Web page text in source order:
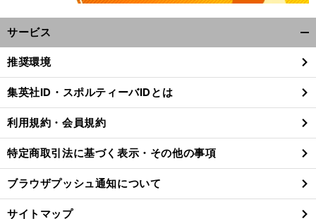
サービス
閉
る
推奨環境
集英社ID・スポルティーバIDとは
利用規約・会員規約
特定商取引法に基づく表示・その他の事項
ブラウザプッシュ通知について
サイトマップ